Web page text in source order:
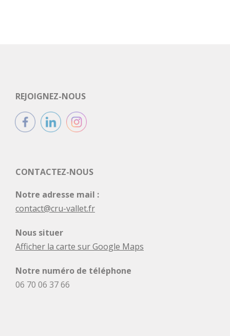
REJOIGNEZ-NOUS
CONTACTEZ-NOUS
Notre adresse mail :
contact@cru-vallet.fr
Nous situer
Afficher la carte sur Google Maps
Notre numéro de téléphone
06 70 06 37 66